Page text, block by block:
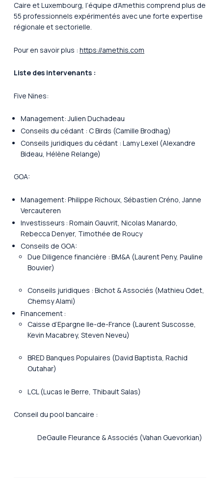
Caire et Luxembourg, l’équipe d’Amethis comprend plus de
55 professionnels expérimentés avec une forte expertise
régionale et sectorielle.
Pour en savoir plus : https://amethis.com
Liste des intervenants :
Five Nines:
Management: Julien Duchadeau
Conseils du cédant : C Birds (Camille Brodhag)
Conseils juridiques du cédant : Lamy Lexel (Alexandre
Bideau, Hélène Relange)
GOA:
Management: Philippe Richoux, Sébastien Créno, Janne
Vercauteren
Investisseurs : Romain Gauvrit, Nicolas Manardo,
Rebecca Denyer, Timothée de Roucy
Conseils de GOA:
Due Diligence financière : BM&A (Laurent Peny, Pauline
Bouvier)
Conseils juridiques : Bichot & Associés (Mathieu Odet,
Chemsy Alami)
Financement :
Caisse d’Epargne Ile-de-France (Laurent Suscosse,
Kevin Macabrey, Steven Neveu)
BRED Banques Populaires (David Baptista, Rachid
Outahar)
LCL (Lucas le Berre, Thibault Salas)
Conseil du pool bancaire :
DeGaulle Fleurance & Associés (Vahan Guevorkian)